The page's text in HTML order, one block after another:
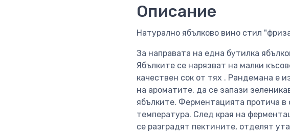
Описание
Натурално ябълково вино стил
За направата на една бутилка
Ябълките се нарязват на малки
качествен сок от тях . Рандемана е
на ароматите, да се запази
ябълките. Ферментацията протича
температура. След края на
се разградят пектините, отделят